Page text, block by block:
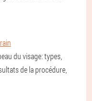
du visage: types,
de la procédure,